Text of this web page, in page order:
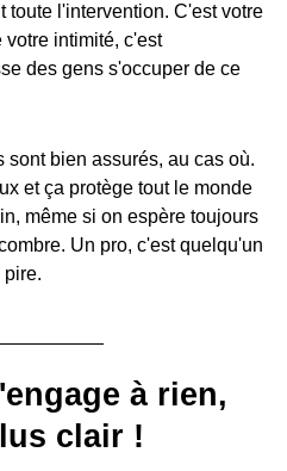
toute l'intervention. C'est votre
votre intimité, c'est
des gens s'occuper de ce
sont bien assurés, au cas où.
et ça protège tout le monde
même si on espère toujours
Un pro, c'est quelqu'un
pire.
à rien,
clair !